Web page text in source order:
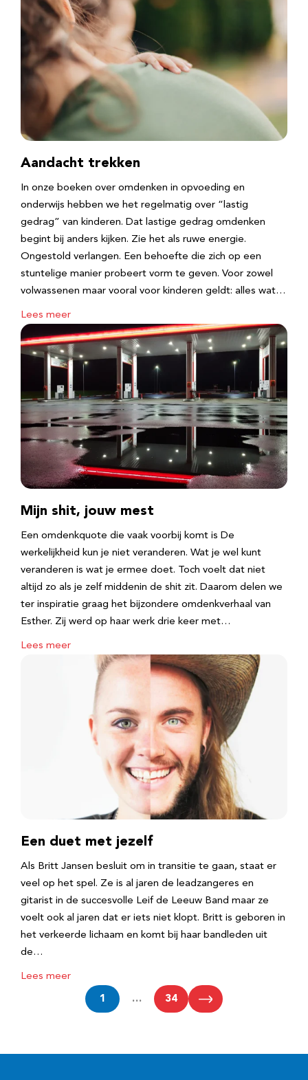
Aandacht trekken
In onze boeken over omdenken in opvoeding en
onderwijs hebben we het regelmatig over “lastig
gedrag” van kinderen. Dat lastige gedrag omdenken
begint bij anders kijken. Zie het als ruwe energie.
Ongestold verlangen. Een behoefte die zich op een
stuntelige manier probeert vorm te geven. Voor zowel
volwassenen maar vooral voor kinderen geldt: alles wat…
Lees meer
Mijn shit, jouw mest
Een omdenkquote die vaak voorbij komt is De
werkelijkheid kun je niet veranderen. Wat je wel kunt
veranderen is wat je ermee doet. Toch voelt dat niet
altijd zo als je zelf middenin de shit zit. Daarom delen we
ter inspiratie graag het bijzondere omdenkverhaal van
Esther. Zij werd op haar werk drie keer met…
Lees meer
Een duet met jezelf
Als Britt Jansen besluit om in transitie te gaan, staat er
veel op het spel. Ze is al jaren de leadzangeres en
gitarist in de succesvolle Leif de Leeuw Band maar ze
voelt ook al jaren dat er iets niet klopt. Britt is geboren in
het verkeerde lichaam en komt bij haar bandleden uit
de…
Lees meer
1 … 34